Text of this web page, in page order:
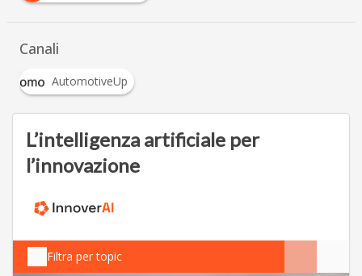
Canali
AutomotiveUp
L’intelligenza artificiale per
l’innovazione
Filtra per topic